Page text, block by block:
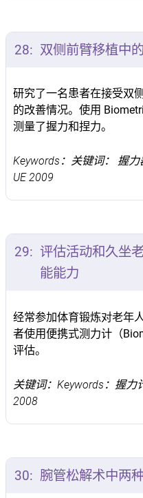
28: 双侧前臂移植中
研究了一名患者在接受双
的改善情况。使用
测量了握力和捏力。
Keywords：关键词： 握
UE 2009
29: 评估活动和久坐
能能力
经常参加体育锻炼对老年
者使用便携式测力计（
评估。
关键词：Keywords：握力
2008
30: 腕管松解术中两